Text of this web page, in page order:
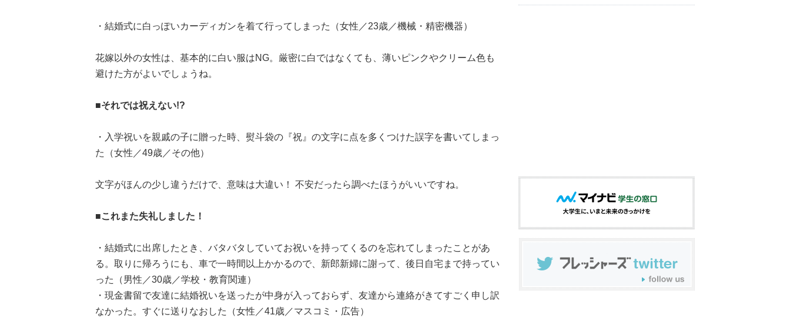
・結婚式に白っぽいカーディガンを着て行ってしまった（女性／23歳／機械・精密機器）
花嫁以外の女性は、基本的に白い服はNG。厳密に白ではなくても、薄いピンクやクリーム色も
避けた方がよいでしょうね。
■それでは祝えない!?
・入学祝いを親戚の子に贈った時、熨斗袋の『祝』の文字に点を多くつけた誤字を書いてしまっ
た（女性／49歳／その他）
文字がほんの少し違うだけで、意味は大違い！ 不安だったら調べたほうがいいですね。
■これまた失礼しました！
・結婚式に出席したとき、バタバタしていてお祝いを持ってくるのを忘れてしまったことがあ
る。取りに帰ろうにも、車で一時間以上かかるので、新郎新婦に謝って、後日自宅まで持ってい
った（男性／30歳／学校・教育関連）
・現金書留で友達に結婚祝いを送ったが中身が入っておらず、友達から連絡がきてすごく申し訳
なかった。すぐに送りなおした（女性／41歳／マスコミ・広告）